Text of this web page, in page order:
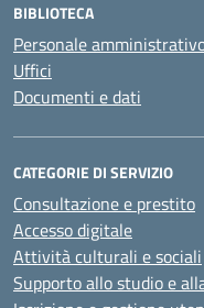
BIBLIOTECA
Personale
Uffici
Documenti e dati
CATEGORIE DI SERVIZIO
Consultazione e prestito
Accesso digitale
Attività culturali e sociali
Supporto allo studio e